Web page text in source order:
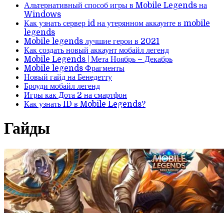
Альтернативный способ игры в Mobile Legends на
Windows
Как узнать сервер id на утерянном аккаунте в mobile
legends
Mobile legends лучшие герои в 2021
Как создать новый аккаунт мобайл легенд
Mobile Legends | Мета Ноябрь – Декабрь
Mobile legends Фрагменты
Новый гайд на Бенедетту
Броуди мобайл легенд
Игры как Дота 2 на смартфон
Как узнать ID в Mobile Legends?
Гайды